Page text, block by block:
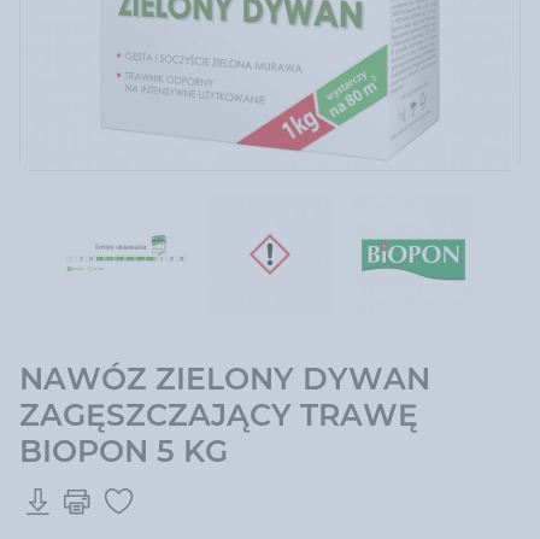
NAWÓZ ZIELONY DYWAN
ZAGĘSZCZAJĄCY TRAWĘ
BIOPON 5 KG